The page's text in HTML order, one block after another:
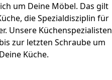
um Deine Möbel. Das gilt
die Spezialdisziplin für
Unsere Küchenspezialisten
zur letzten Schraube um
Deine Küche.